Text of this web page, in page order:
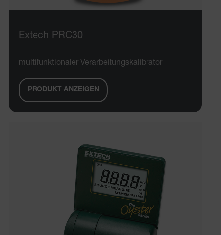
Extech PRC30
multifunktionaler Verarbeitungskalibrator
PRODUKT ANZEIGEN